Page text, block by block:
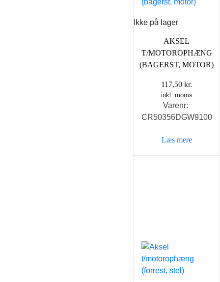
Ikke på lager
AKSEL
T/MOTOROPHÆNG
(BAGERST, MOTOR)
117,50 kr.
inkl. moms
Varenr:
CR50356DGW9100
Læs mere